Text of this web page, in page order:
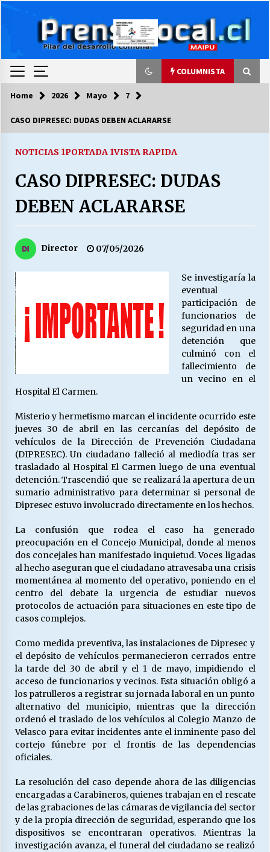
COLUMNISTA
COLUMNISTA
cuándo van a bajar?
HISTORIA
“ORGULLOSOS DE SER DC” SALUDA EL
27/07/2026
MUNICIPALIDAD, TRABAJADORES, CLIMA
LABORAL:
13/07/2026
Escuela hospitalaria El Carmen de Maipu.
25/06/2026
¿Qué habrían dicho?
23/06/2026
VOLVER A SER ALTERNATIVA
16/06/2026
28/05/2026
Releyendo la Rerum Novarum a 135 años. “La
cuestión social hoy”.
16/05/2026
Nuestras Almas)
30/04/2026
¿Asesores con doble sueldo?
18/04/2026
Chile y sus segmentos de la riqueza
Home 2026 Mayo 7
CASO DIPRESEC: DUDAS DEBEN ACLARARSE
NOTICIAS 1PORTADA 1VISTA RAPIDA
CASO DIPRESEC: DUDAS
DEBEN ACLARARSE
Director 07/05/2026
Se investigaría la
eventual
participación de
funcionarios de
seguridad en una
detención que
culminó con el
fallecimiento de
un vecino en el
Hospital El Carmen.
Misterio y hermetismo marcan el incidente ocurrido este
jueves 30 de abril en las cercanías del depósito de
vehículos de la Dirección de Prevención Ciudadana
(DIPRESEC). Un ciudadano falleció al mediodía tras ser
trasladado al Hospital El Carmen luego de una eventual
detención. Trascendió que se realizará la apertura de un
sumario administrativo para determinar si personal de
Dipresec estuvo involucrado directamente en los hechos.
La confusión que rodea el caso ha generado
preocupación en el Concejo Municipal, donde al menos
dos concejales han manifestado inquietud. Voces ligadas
al hecho aseguran que el ciudadano atravesaba una crisis
momentánea al momento del operativo, poniendo en el
centro del debate la urgencia de estudiar nuevos
protocolos de actuación para situaciones en este tipo de
casos complejos.
Como medida preventiva, las instalaciones de Dipresec y
el depósito de vehículos permanecieron cerrados entre
la tarde del 30 de abril y el 1 de mayo, impidiendo el
acceso de funcionarios y vecinos. Esta situación obligó a
los patrulleros a registrar su jornada laboral en un punto
alternativo del municipio, mientras que la dirección
ordenó el traslado de los vehículos al Colegio Manzo de
Velasco para evitar incidentes ante el inminente paso del
cortejo fúnebre por el frontis de las dependencias
oficiales.
La resolución del caso depende ahora de las diligencias
encargadas a Carabineros, quienes trabajan en el rescate
de las grabaciones de las cámaras de vigilancia del sector
y de la propia dirección de seguridad, esperando que los
dispositivos se encontraran operativos. Mientras la
investigación avanza, el funeral del ciudadano se realizó